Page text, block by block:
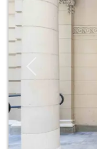
Previous